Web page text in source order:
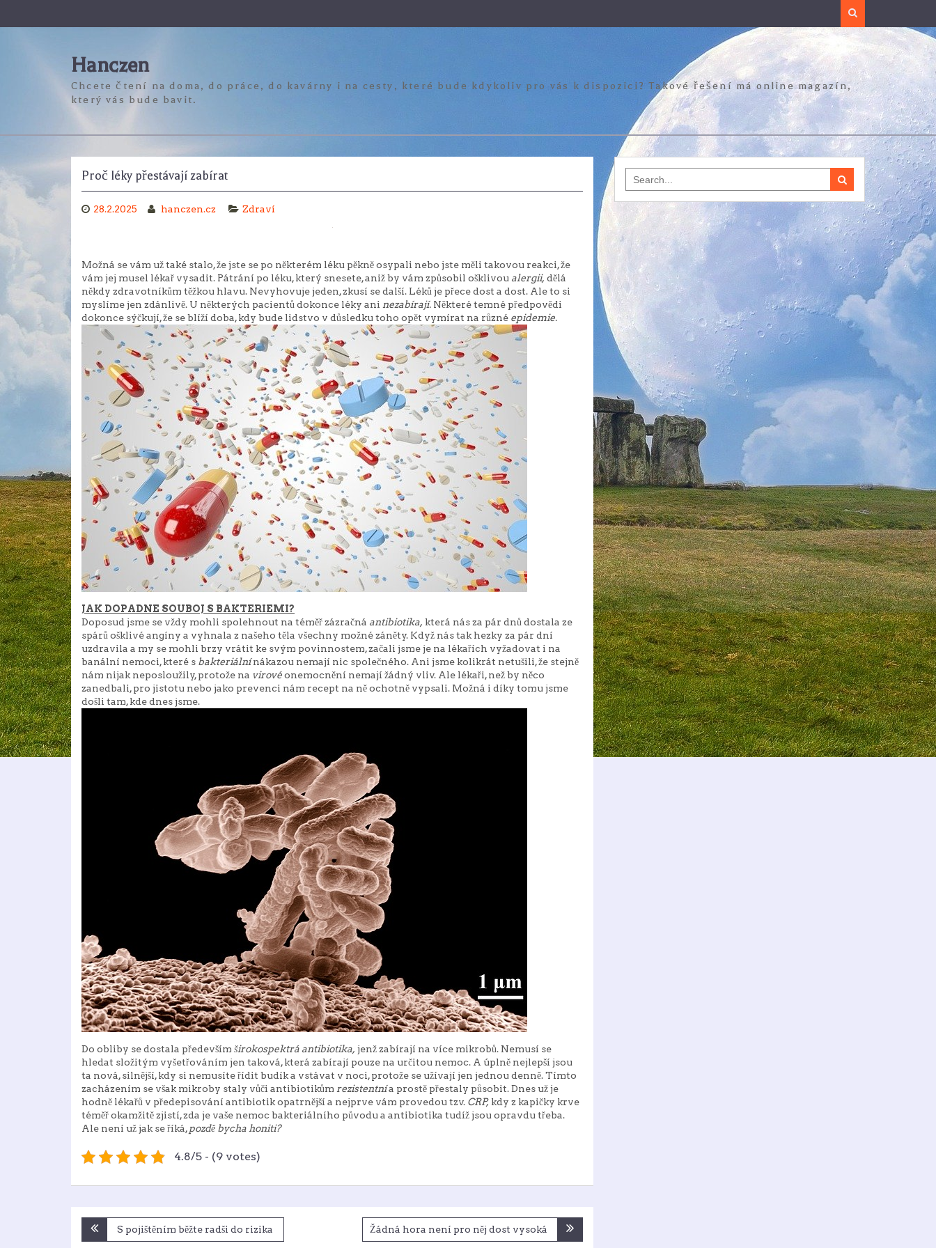
Hanczen
Chcete čtení na doma, do práce, do kavárny i na cesty, které bude kdykoliv pro vás k dispozici? Takové řešení má online magazín,
který vás bude bavit.
Proč léky přestávají zabírat
28.2.2025 hanczen.cz Zdraví
Možná se vám už také stalo, že jste se po některém léku pěkně osypali nebo jste měli takovou reakci, že
vám jej musel lékař vysadit. Pátrání po léku, který snesete, aniž by vám způsobil ošklivou alergii, dělá
někdy zdravotníkům těžkou hlavu. Nevyhovuje jeden, zkusí se další. Léků je přece dost a dost. Ale to si
myslíme jen zdánlivě. U některých pacientů dokonce léky ani nezabírají. Některé temné předpovědi
dokonce sýčkují, že se blíží doba, kdy bude lidstvo v důsledku toho opět vymírat na různé epidemie.
JAK DOPADNE SOUBOJ S BAKTERIEMI?
Doposud jsme se vždy mohli spolehnout na téměř zázračná antibiotika, která nás za pár dnů dostala ze
spárů ošklivé angíny a vyhnala z našeho těla všechny možné záněty. Když nás tak hezky za pár dní
uzdravila a my se mohli brzy vrátit ke svým povinnostem, začali jsme je na lékařích vyžadovat i na
banální nemoci, které s bakteriálnínákazou nemají nic společného. Ani jsme kolikrát netušili, že stejně
nám nijak neposloužily, protože na virovéonemocnění nemají žádný vliv. Ale lékaři, než by něco
zanedbali, pro jistotu nebo jako prevenci nám recept na ně ochotně vypsali. Možná i díky tomu jsme
došli tam, kde dnes jsme.
Do obliby se dostala především širokospektrá antibiotika, jenž zabírají na více mikrobů. Nemusí se
hledat složitým vyšetřováním jen taková, která zabírají pouze na určitou nemoc. A úplně nejlepší jsou
ta nová, silnější, kdy si nemusíte řídit budík a vstávat v noci, protože se užívají jen jednou denně. Tímto
zacházením se však mikroby staly vůči antibiotikům rezistentnía prostě přestaly působit. Dnes už je
hodně lékařů v předepisování antibiotik opatrnější a nejprve vám provedou tzv. CRP, kdy z kapičky krve
téměř okamžitě zjistí, zda je vaše nemoc bakteriálního původu a antibiotika tudíž jsou opravdu třeba.
Ale není už jak se říká,pozdě bycha honiti?
4.8/5 - (9 votes)
NavigaceS pojištěním běžte radši do rizika Žádná hora není pro něj dost vysoká
for: